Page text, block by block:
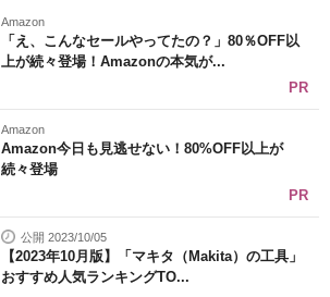
Amazon
「え、こんなセールやってたの？」80％OFF以
上が続々登場！Amazonの本気が...
PR
Amazon
Amazon今日も見逃せない！80%OFF以上が
続々登場
PR
公開 2023/10/05
【2023年10月版】「マキタ（Makita）の工具」
おすすめ人気ランキングTO...